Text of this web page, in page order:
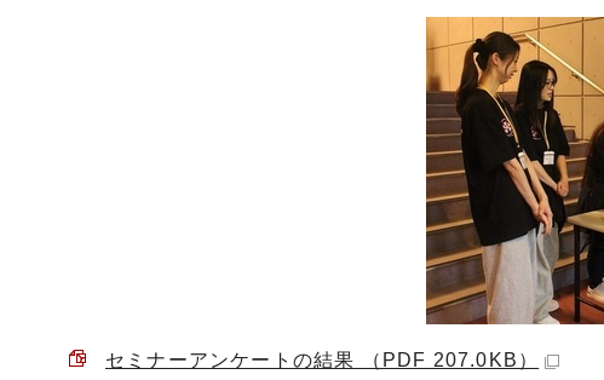
セミナーアンケートの結果 （PDF 207.0KB）